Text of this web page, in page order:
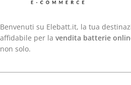
Benvenuti su Elebatt.it, la tua
affidabile per la vendita batterie
non solo.